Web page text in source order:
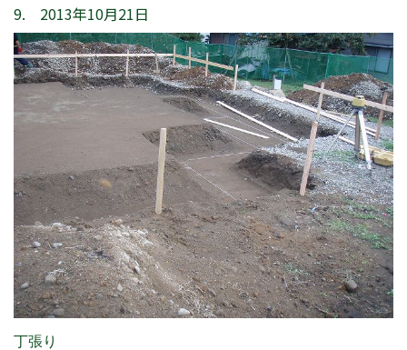
9. 2013年10月21日
丁張り